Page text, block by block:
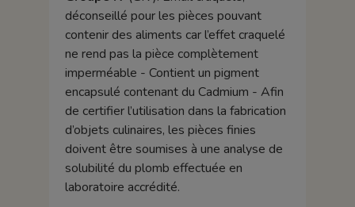
déconseillé pour les pièces pouvant
contenir des aliments car l’effet craquelé
ne rend pas la pièce complètement
imperméable - Contient un pigment
encapsulé contenant du Cadmium - Afin
de certifier l’utilisation dans la fabrication
d’objets culinaires, les pièces finies
doivent être soumises à une analyse de
solubilité du plomb effectuée en
laboratoire accrédité.